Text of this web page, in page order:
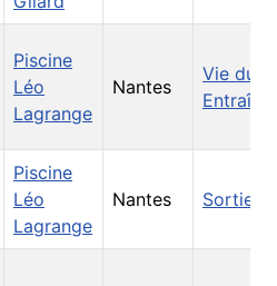
Piscine
Léo
Lagrange
Nantes
Vie du
Piscine
Léo
Lagrange
Nantes Sorties